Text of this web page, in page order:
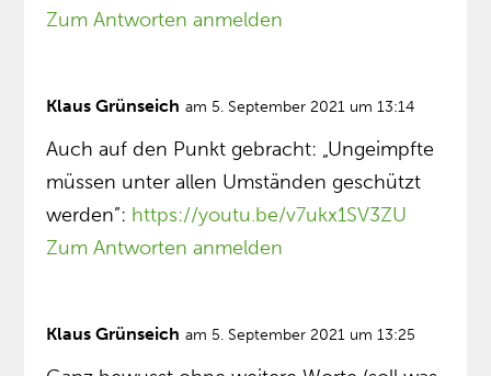
Zum Antworten anmelden
Klaus Grünseich am 5. September 2021 um 13:14
Auch auf den Punkt gebracht: „Ungeimpfte
müssen unter allen Umständen geschützt
werden”: https://youtu.be/v7ukx1SV3ZU
Zum Antworten anmelden
Klaus Grünseich am 5. September 2021 um 13:25